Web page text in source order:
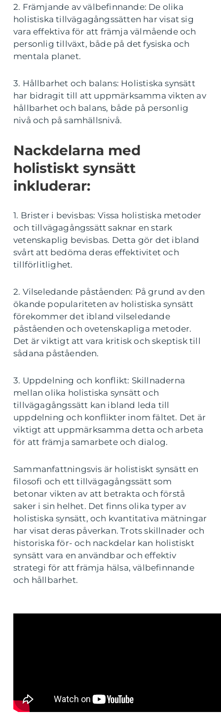
2. Främjande av välbefinnande: De olika
holistiska tillvägagångssätten har visat sig
vara effektiva för att främja välmående och
personlig tillväxt, både på det fysiska och
mentala planet.
3. Hållbarhet och balans: Holistiska synsätt
har bidragit till att uppmärksamma vikten av
hållbarhet och balans, både på personlig
nivå och på samhällsnivå.
Nackdelarna med
holistiskt synsätt
inkluderar:
1. Brister i bevisbas: Vissa holistiska metoder
och tillvägagångssätt saknar en stark
vetenskaplig bevisbas. Detta gör det ibland
svårt att bedöma deras effektivitet och
tillförlitlighet.
2. Vilseledande påståenden: På grund av den
ökande populariteten av holistiska synsätt
förekommer det ibland vilseledande
påståenden och ovetenskapliga metoder.
Det är viktigt att vara kritisk och skeptisk till
sådana påståenden.
3. Uppdelning och konflikt: Skillnaderna
mellan olika holistiska synsätt och
tillvägagångssätt kan ibland leda till
uppdelning och konflikter inom fältet. Det är
viktigt att uppmärksamma detta och arbeta
för att främja samarbete och dialog.
Sammanfattningsvis är holistiskt synsätt en
filosofi och ett tillvägagångssätt som
betonar vikten av att betrakta och förstå
saker i sin helhet. Det finns olika typer av
holistiska synsätt, och kvantitativa mätningar
har visat deras påverkan. Trots skillnader och
historiska för- och nackdelar kan holistiskt
synsätt vara en användbar och effektiv
strategi för att främja hälsa, välbefinnande
och hållbarhet.